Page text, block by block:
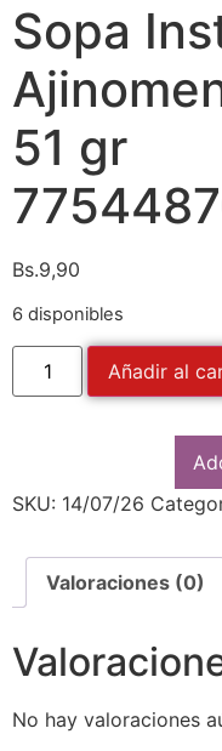
Sopa
51 gr
Bs.9,90
6 disponibles
Añadir al
SKU: 14/07/26
Valoraciones (0)
No hay valoraciones